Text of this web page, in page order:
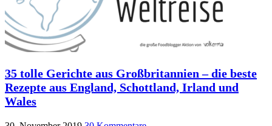
35 tolle Gerichte aus Großbritannien – die beste
Rezepte aus England, Schottland, Irland und
Wales